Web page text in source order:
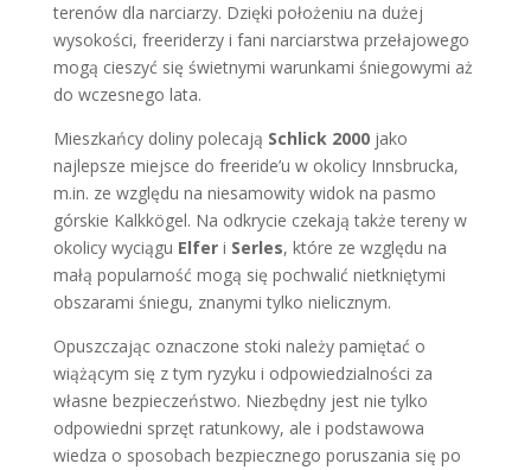
terenów dla narciarzy. Dzięki położeniu na dużej
wysokości, freeriderzy i fani narciarstwa przełajowego
mogą cieszyć się świetnymi warunkami śniegowymi aż
do wczesnego lata.
Mieszkańcy doliny polecają Schlick 2000jako
najlepsze miejsce do freeride’u w okolicy Innsbrucka,
m.in. ze względu na niesamowity widok na pasmo
górskie Kalkkögel. Na odkrycie czekają także tereny w
okolicy wyciągu Elferi Serles, które ze względu na
małą popularność mogą się pochwalić nietkniętymi
obszarami śniegu, znanymi tylko nielicznym.
Opuszczając oznaczone stoki należy pamiętać o
wiążącym się z tym ryzyku i odpowiedzialności za
własne bezpieczeństwo. Niezbędny jest nie tylko
odpowiedni sprzęt ratunkowy, ale i podstawowa
wiedza o sposobach bezpiecznego poruszania się po